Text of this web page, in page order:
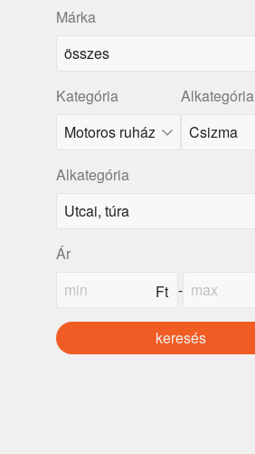
Márka
összes
Kategória Alkategória
Alkategória
Ár
-
keresés